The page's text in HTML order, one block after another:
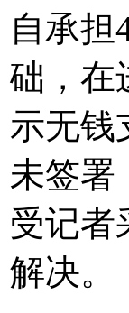
自承担
础，在
示无钱
未签署
受记者
解决。